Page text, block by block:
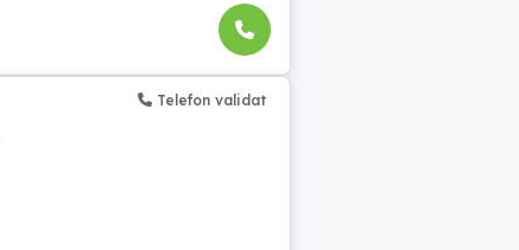
Telefon validat